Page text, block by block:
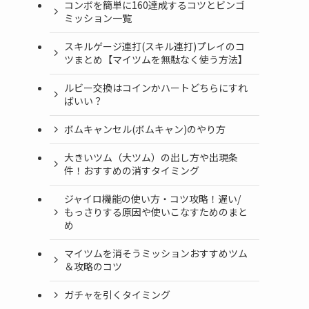
コンボを簡単に160達成するコツとビンゴ
ミッション一覧
スキルゲージ連打(スキル連打)プレイのコ
ツまとめ【マイツムを無駄なく使う方法】
ルビー交換はコインかハートどちらにすれ
ばいい？
ボムキャンセル(ボムキャン)のやり方
大きいツム（大ツム）の出し方や出現条
件！おすすめの消すタイミング
ジャイロ機能の使い方・コツ攻略！遅い/
もっさりする原因や使いこなすためのまと
め
マイツムを消そうミッションおすすめツム
＆攻略のコツ
ガチャを引くタイミング